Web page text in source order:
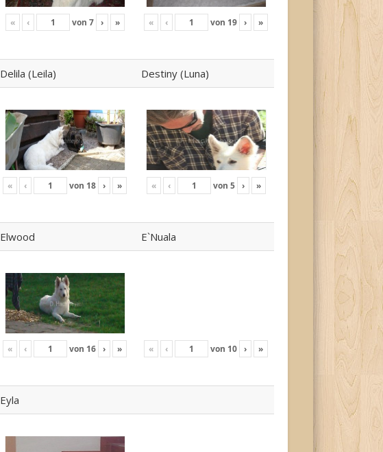
« ‹ von 7 › » « ‹ von 19 › »
Delila (Leila) Destiny (Luna)
« ‹ von 18 › » « ‹ von 5 › »
Elwood E`Nuala
« ‹ von 16 › » « ‹ von 10 › »
Eyla